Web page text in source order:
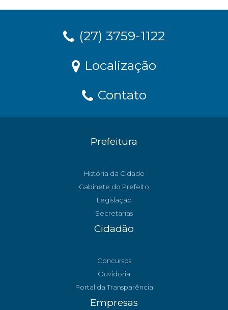
(27) 3759-1122
Localização
Contato
Prefeitura
História da Cidade
Gabinete do Prefeito
Legislação
Secretarias
Cidadão
Concursos
Ouvidoria
Portal da Transparência
Empresas